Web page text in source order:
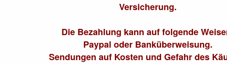
Versicherung.
Die Bezahlung kann auf folgende
Paypal oder Banküberweisung.
Sendungen auf Kosten und Gefahr des